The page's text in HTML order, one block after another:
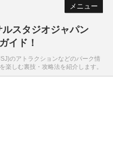
メニュー
ルスタジオジャパン
イド！
のアトラクションなどのパーク情
楽しむ裏技・攻略法を紹介します。